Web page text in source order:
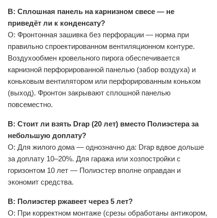
В: Сплошная панель на карнизном свесе — не
приведёт ли к конденсату?
О: Фронтонная зашивка без перфорации — норма при
правильно спроектированном вентиляционном контуре.
Воздухообмен кровельного пирога обеспечивается
карнизной перфорированной панелью (забор воздуха) и
коньковым вентилятором или перфорированным коньком
(выход). Фронтон закрывают сплошной панелью
повсеместно.
В: Стоит ли взять Drap (20 лет) вместо Полиэстера за
небольшую доплату?
О: Для жилого дома — однозначно да: Drap вдвое дольше
за доплату 10–20%. Для гаража или хозпостройки с
горизонтом 10 лет — Полиэстер вполне оправдан и
экономит средства.
В: Полиэстер ржавеет через 5 лет?
О: При корректном монтаже (срезы обработаны антикором,